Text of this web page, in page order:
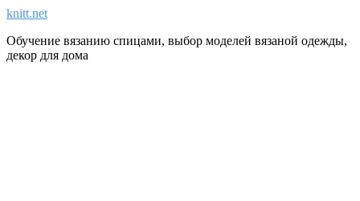
knitt.net
Обучение вязанию спицами, выбор моделей вязаной одежды,
декор для дома